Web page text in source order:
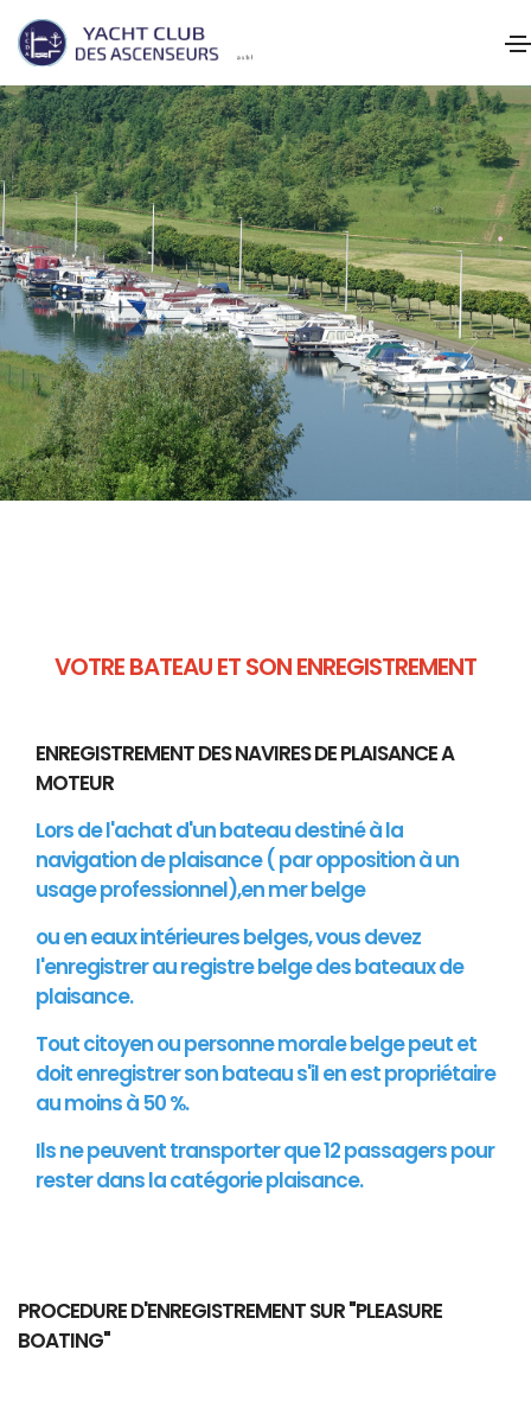
VOTRE BATEAU ET SON ENREGISTREMENT
ENREGISTREMENT DES NAVIRES DE PLAISANCE A
MOTEUR
Lors de l'achat d'un bateau destiné à la
navigation de plaisance ( par opposition à un
usage professionnel),en mer belge
ou en eaux intérieures belges, vous devez
l'enregistrer au registre belge des bateaux de
plaisance.
Tout citoyen ou personne morale belge peut et
doit enregistrer son bateau s'il en est propriétaire
au moins à 50 %.
Ils ne peuvent transporter que 12 passagers pour
rester dans la catégorie plaisance.
PROCEDURE D'ENREGISTREMENT SUR "PLEASURE
BOATING"